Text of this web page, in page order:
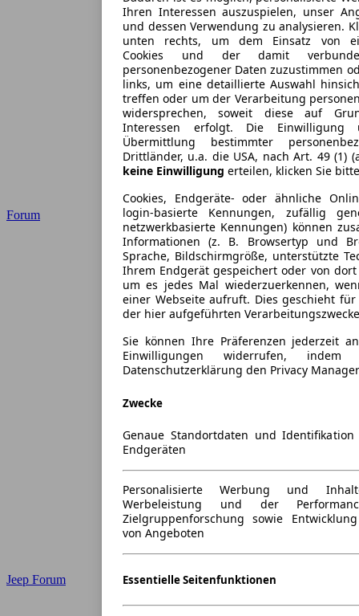
Forum
Jeep Forum
Ihren Interessen auszuspielen, unser
und dessen Verwendung zu analysieren.
unten rechts, um dem Einsatz von
Cookies und der damit
personenbezogener Daten zuzustimmen
links, um eine detaillierte Auswahl
treffen oder um der Verarbeitung
widersprechen, soweit diese auf
Interessen erfolgt. Die Einwilligung
Übermittlung bestimmter
Drittländer, u.a. die USA, nach Art. 49 (1)
keine Einwilligung erteilen, klicken Sie
Cookies, Endgeräte- oder ähnliche
login-basierte Kennungen, zufällig
netzwerkbasierte Kennungen) können
Informationen (z. B. Browsertyp und
Sprache, Bildschirmgröße, unterstützte
Ihrem Endgerät gespeichert oder von
um es jedes Mal wiederzuerkennen,
einer Webseite aufruft. Dies geschieht
der hier aufgeführten
Sie können Ihre Präferenzen jederzeit
Einwilligungen widerrufen,
Datenschutzerklärung den Privacy
Zwecke
Genaue Standortdaten und
Endgeräten
Personalisierte Werbung und
Werbeleistung und der
Zielgruppenforschung sowie
von Angeboten
Essentielle Seitenfunktionen